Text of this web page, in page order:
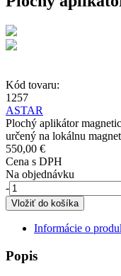
Kód tovaru:
1257
ASTAR
Plochý aplikátor
určený na lokálnu
550,00 €
Cena s DPH
Na objednávku
-
Informácie o
Popis